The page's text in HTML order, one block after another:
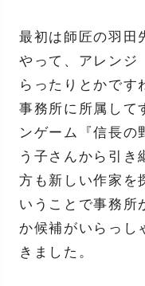
最初は師匠の羽田
やって、アレンジ
らったりとかです
事務所に所属して
ンゲーム『信長の
う子さんから引き
方も新しい作家を
いうことで事務所
か候補がいらっし
きました。